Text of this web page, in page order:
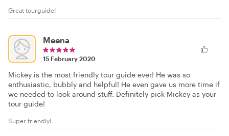
Great tourguide!
Meena
15 February 2020
Mickey is the most friendly tour guide ever! He was so
enthusiastic, bubbly and helpful! He even gave us more time if
we needed to look around stuff. Definitely pick Mickey as your
tour guide!
Super friendly!